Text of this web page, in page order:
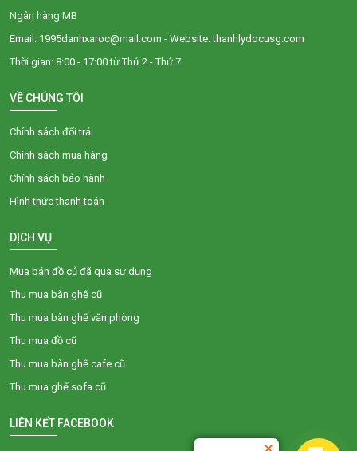
Ngân hàng MB
Email: 1995danhxaroc@mail.com - Website: thanhlydocusg.com
Thời gian: 8:00 - 17:00 từ Thứ 2 - Thứ 7
VỀ CHÚNG TÔI
Chính sách đổi trả
Chính sách mua hàng
Chính sách bảo hành
Hình thức thanh toán
DỊCH VỤ
Mua bán đồ củ đã qua sự dụng
Thu mua bàn ghế cũ
Thu mua bàn ghế văn phòng
Thu mua đồ cũ
Thu mua bàn ghế cafe cũ
Thu mua ghế sofa cũ
LIÊN KẾT FACEBOOK